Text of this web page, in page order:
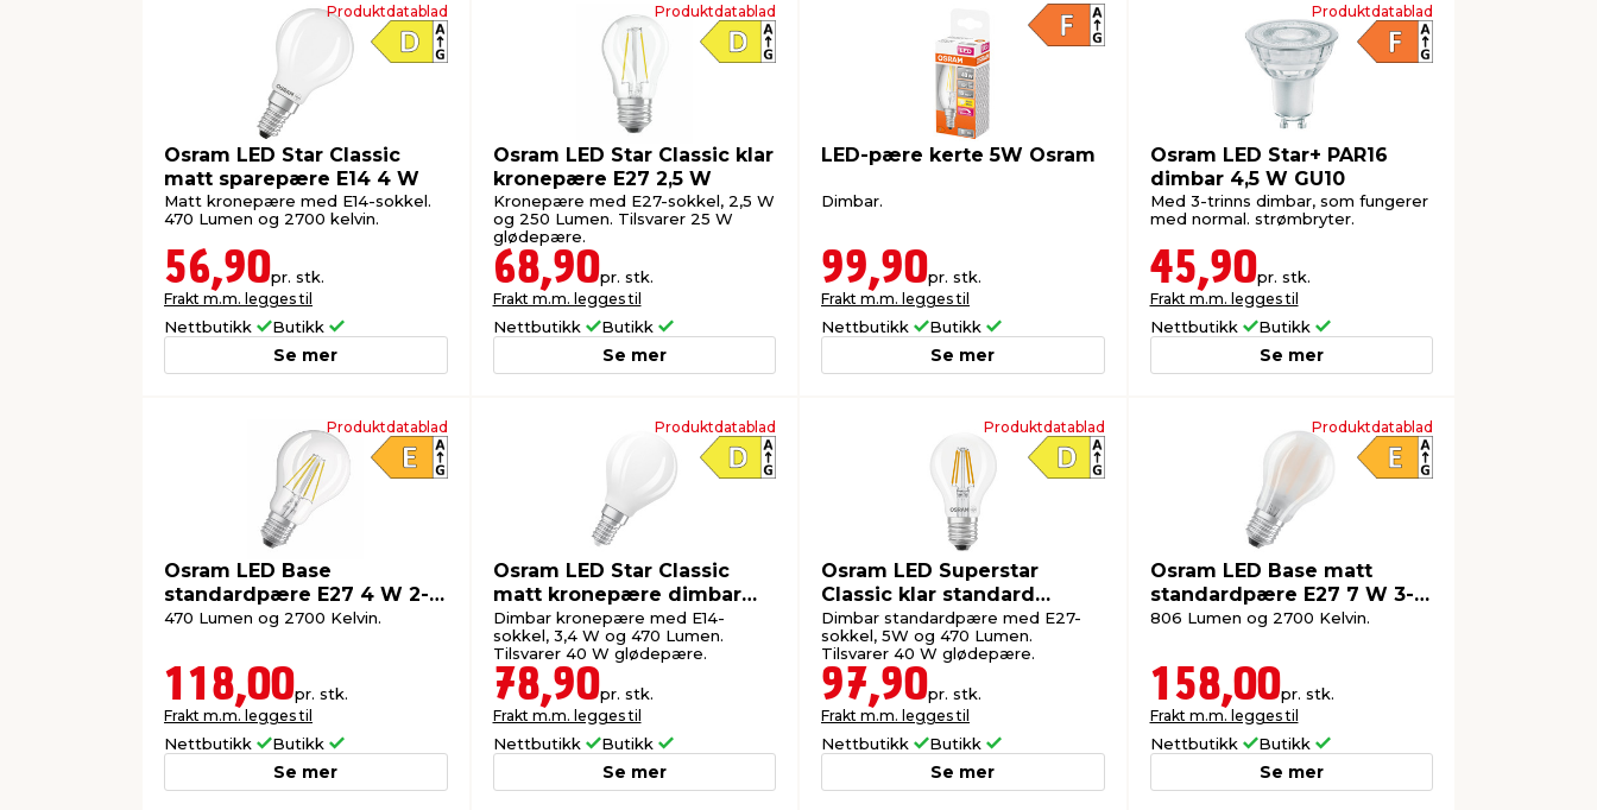
Produktdatablad
Osram LED Star Classic
matt sparepære E14 4 W
Matt kronepære med E14-sokkel.
470 Lumen og 2700 kelvin.
56,90pr. stk.
Frakt m.m. legges til
Nettbutikk Butikk
Se mer
Produktdatablad
Osram LED Star Classic klar
kronepære E27 2,5 W
Kronepære med E27-sokkel, 2,5 W
og 250 Lumen. Tilsvarer 25 W
glødepære.
68,90pr. stk.
Frakt m.m. legges til
Nettbutikk Butikk
Se mer
LED-pære kerte 5W Osram
Dimbar.
99,90pr. stk.
Frakt m.m. legges til
Nettbutikk Butikk
Se mer
Produktdatablad
Osram LED Star+ PAR16
dimbar 4,5 W GU10
Med 3-trinns dimbar, som fungerer
med normal. strømbryter.
45,90pr. stk.
Frakt m.m. legges til
Nettbutikk Butikk
Se mer
Produktdatablad
Osram LED Base
standardpære E27 4 W 2-
pk
470 Lumen og 2700 Kelvin.
118,00pr. stk.
Frakt m.m. legges til
Nettbutikk Butikk
Se mer
Produktdatablad
Osram LED Star Classic
matt kronepære dimbar
E14 3,4 W
Dimbar kronepære med E14-
sokkel, 3,4 W og 470 Lumen.
Tilsvarer 40 W glødepære.
78,90pr. stk.
Frakt m.m. legges til
Nettbutikk Butikk
Se mer
Produktdatablad
Osram LED Superstar
Classic klar standard
dimbar E27 5 W
Dimbar standardpære med E27-
sokkel, 5W og 470 Lumen.
Tilsvarer 40 W glødepære.
97,90pr. stk.
Frakt m.m. legges til
Nettbutikk Butikk
Se mer
Produktdatablad
Osram LED Base matt
standardpære E27 7 W 3-
pk
806 Lumen og 2700 Kelvin.
158,00pr. stk.
Frakt m.m. legges til
Nettbutikk Butikk
Se mer